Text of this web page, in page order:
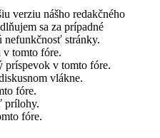
verziu nášho redakčného
sa za prípadné
nefunkčnosť stránky.
tomto fóre.
príspevok v tomto fóre.
vlákne.
fóre.
prílohy.
fóre.